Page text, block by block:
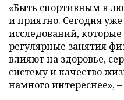
«Быть спортивным в
и приятно. Сегодня
исследований,
регулярные занятия
влияют на здоровье,
систему и качество
намного интереснее»,